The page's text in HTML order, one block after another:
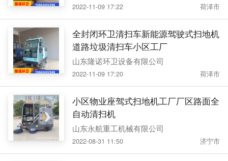
2022-11-09 17:22 荷泽市
全封闭环卫清扫车新能源驾驶式扫地机
道路垃圾清扫车小区工厂
山东隆诺环卫设备有限公司
2022-11-09 17:20 荷泽市
小区物业座驾式扫地机工厂厂区路面全
自动清扫机
山东永航重工机械有限公司
2022-08-31 11:50 济宁市